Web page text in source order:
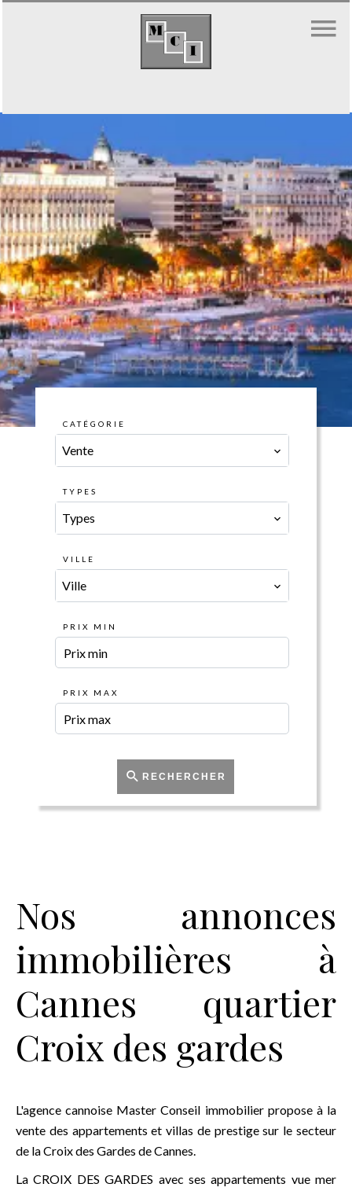
CATÉGORIE
Vente
TYPES
Types
VILLE
Ville
PRIX MIN
PRIX MAX
RECHERCHER
Nos annonces
immobilières à
Cannes quartier
Croix des gardes
L'agence cannoise Master Conseil immobilier propose à la
vente des appartements et villas de prestige sur le secteur
de la Croix des Gardes de Cannes.
La CROIX DES GARDES avec ses appartements vue mer